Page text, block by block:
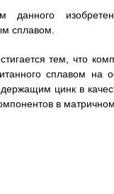
данного
сплавом.
тем, что
сплавом
цинк в
в